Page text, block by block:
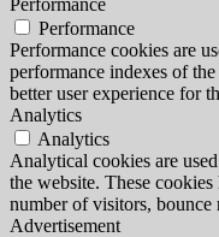
Performance
Performance cookies are
performance indexes of
better user experience for
Analytics
Analytics
Analytical cookies are
the website. These
number of visitors, bounce
Advertisement